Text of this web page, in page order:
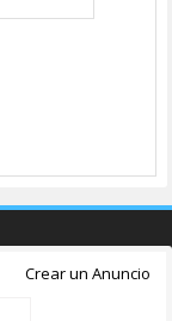
Crear un Anuncio